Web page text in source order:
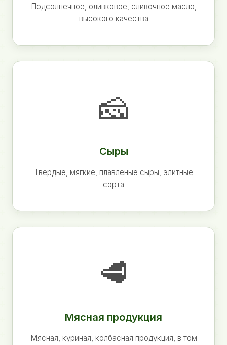
Подсолнечное, оливковое, сливочное масло,
высокого качества
🧀
Сыры
Твердые, мягкие, плавленые сыры, элитные
сорта
🥩
Мясная продукция
Мясная, куриная, колбасная продукция, в том